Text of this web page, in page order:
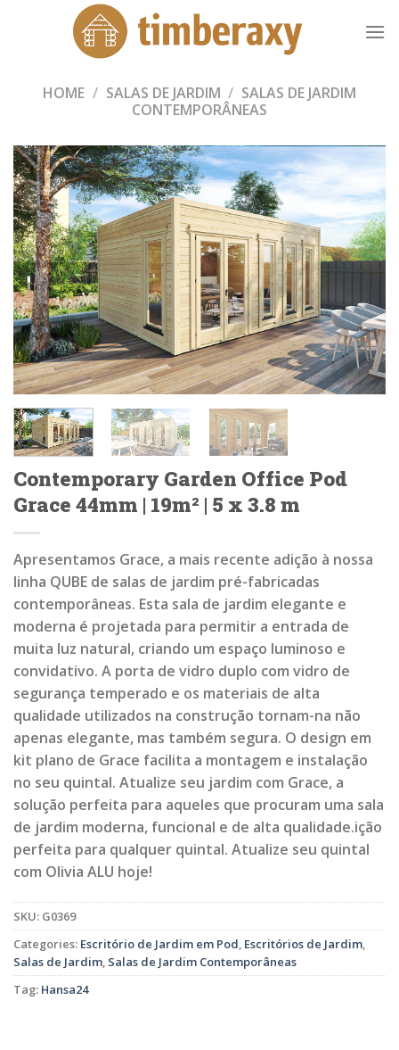
HOME / SALAS DE JARDIM / SALAS DE JARDIM
CONTEMPORÂNEAS
Contemporary Garden Office Pod
Grace 44mm | 19m² | 5 x 3.8 m
Apresentamos Grace, a mais recente adição à nossa
linha QUBE de salas de jardim pré-fabricadas
contemporâneas. Esta sala de jardim elegante e
moderna é projetada para permitir a entrada de
muita luz natural, criando um espaço luminoso e
convidativo. A porta de vidro duplo com vidro de
segurança temperado e os materiais de alta
qualidade utilizados na construção tornam-na não
apenas elegante, mas também segura. O design em
kit plano de Grace facilita a montagem e instalação
no seu quintal. Atualize seu jardim com Grace, a
solução perfeita para aqueles que procuram uma sala
de jardim moderna, funcional e de alta qualidade.ição
perfeita para qualquer quintal. Atualize seu quintal
com Olivia ALU hoje!
SKU: G0369
Categories: Escritório de Jardim em Pod, Escritórios de Jardim,
Salas de Jardim, Salas de Jardim Contemporâneas
Tag: Hansa24